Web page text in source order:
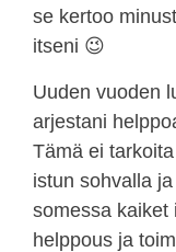
se kertoo
itseni 😉
Uuden vuoden
arjestani
Tämä ei
istun sohvalla
somessa kaiket
helppous ja